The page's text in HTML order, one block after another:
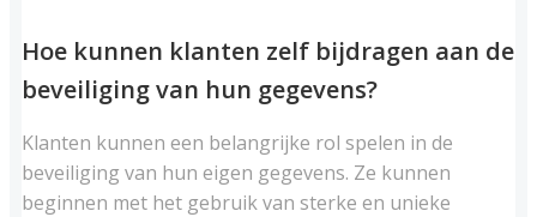
Hoe kunnen klanten zelf bijdragen aan de
beveiliging van hun gegevens?
Klanten kunnen een belangrijke rol spelen in de
beveiliging van hun eigen gegevens. Ze kunnen
beginnen met het gebruik van sterke en unieke